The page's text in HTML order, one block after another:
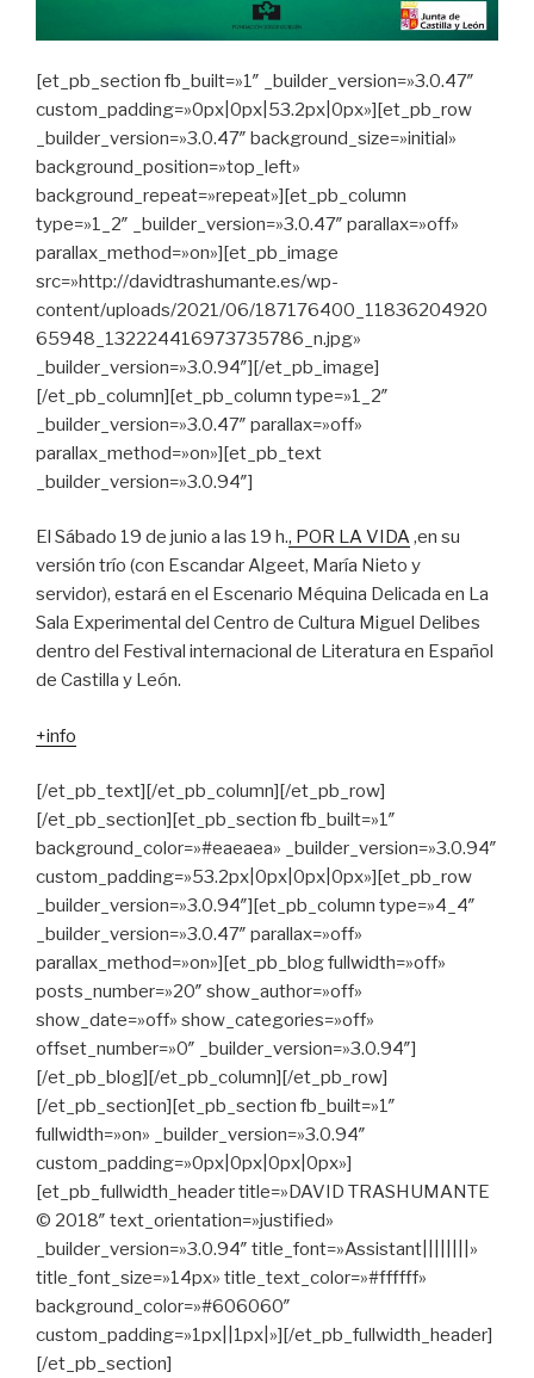
[et_pb_section fb_built=»1″ _builder_version=»3.0.47″
custom_padding=»0px|0px|53.2px|0px»][et_pb_row
_builder_version=»3.0.47″ background_size=»initial»
background_position=»top_left»
background_repeat=»repeat»][et_pb_column
type=»1_2″ _builder_version=»3.0.47″ parallax=»off»
parallax_method=»on»][et_pb_image
src=»http://davidtrashumante.es/wp-
content/uploads/2021/06/187176400_11836204920
65948_132224416973735786_n.jpg»
_builder_version=»3.0.94″][/et_pb_image]
[/et_pb_column][et_pb_column type=»1_2″
_builder_version=»3.0.47″ parallax=»off»
parallax_method=»on»][et_pb_text
_builder_version=»3.0.94″]
El Sábado 19 de junio a las 19 h., POR LA VIDA,en su
versión trío (con Escandar Algeet, María Nieto y
servidor), estará en el Escenario Méquina Delicada en La
Sala Experimental del Centro de Cultura Miguel Delibes
dentro del Festival internacional de Literatura en Español
de Castilla y León.
+info
[/et_pb_text][/et_pb_column][/et_pb_row]
[/et_pb_section][et_pb_section fb_built=»1″
background_color=»#eaeaea» _builder_version=»3.0.94″
custom_padding=»53.2px|0px|0px|0px»][et_pb_row
_builder_version=»3.0.94″][et_pb_column type=»4_4″
_builder_version=»3.0.47″ parallax=»off»
parallax_method=»on»][et_pb_blog fullwidth=»off»
posts_number=»20″ show_author=»off»
show_date=»off» show_categories=»off»
offset_number=»0″ _builder_version=»3.0.94″]
[/et_pb_blog][/et_pb_column][/et_pb_row]
[/et_pb_section][et_pb_section fb_built=»1″
fullwidth=»on» _builder_version=»3.0.94″
custom_padding=»0px|0px|0px|0px»]
[et_pb_fullwidth_header title=»DAVID TRASHUMANTE
© 2018″ text_orientation=»justified»
_builder_version=»3.0.94″ title_font=»Assistant||||||||»
title_font_size=»14px» title_text_color=»#ffffff»
background_color=»#606060″
custom_padding=»1px||1px|»][/et_pb_fullwidth_header]
[/et_pb_section]